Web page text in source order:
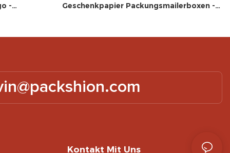
-
Geschenkpapier Packungsmailerboxen -
Kontakt Mit Uns